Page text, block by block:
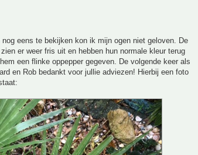
eens te bekijken kon ik mijn ogen niet geloven. De
er weer fris uit en hebben hun normale kleur terug
een flinke oppepper gegeven. De volgende keer als
en Rob bedankt voor jullie adviezen! Hierbij een foto